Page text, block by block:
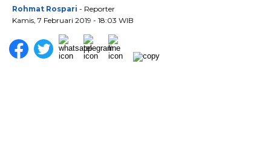
Rohmat Rospari - Reporter
Kamis, 7 Februari 2019 - 18:03 WIB